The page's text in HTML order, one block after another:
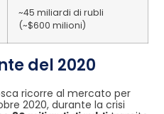
~45 miliardi di rubli
(~$600 milioni)
del 2020
ricorre al mercato per
2020, durante la crisi